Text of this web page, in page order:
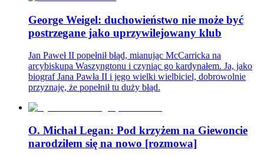
George Weigel: duchowieństwo nie może być
postrzegane jako uprzywilejowany klub
Jan Paweł II popełnił błąd, mianując McCarricka na
arcybiskupa Waszyngtonu i czyniąc go kardynałem. Ja, jako
biograf Jana Pawła II i jego wielki wielbiciel, dobrowolnie
przyznaję, że popełnił tu duży błąd.
O. Michał Legan: Pod krzyżem na Giewoncie
narodziłem się na nowo [rozmowa]